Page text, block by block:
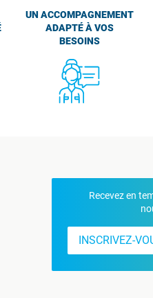
UN ACCOMPAGNEMENT
ADAPTÉ À VOS
BESOINS
Recevez en
INSCRIVEZ-